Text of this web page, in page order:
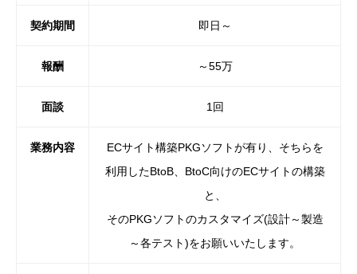
契約期間 即日～
報酬 ～55万
面談 1回
業務内容
ECサイト構築PKGソフトが有り、そちらを
利用したBtoB、BtoC向けのECサイトの構築
と、
そのPKGソフトのカスタマイズ(設計～製造
～各テスト)をお願いいたします。